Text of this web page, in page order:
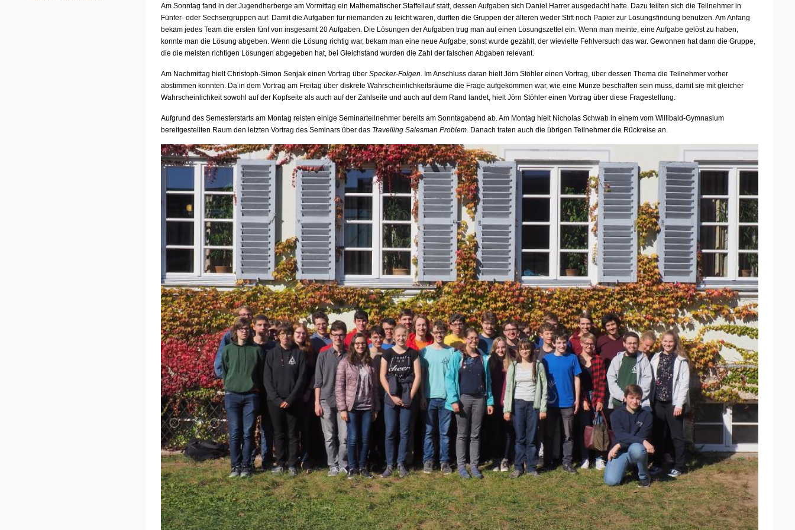
Am Sonntag fand in der Jugendherberge am Vormittag ein Mathematischer Staffellauf statt, dessen Aufgaben sich Daniel Harrer ausgedacht hatte. Dazu teilten sich die Teilnehmer in
Fünfer- oder Sechsergruppen auf. Damit die Aufgaben für niemanden zu leicht waren, durften die Gruppen der älteren weder Stift noch Papier zur Lösungsfindung benutzen. Am Anfang
bekam jedes Team die ersten fünf von insgesamt 20 Aufgaben. Die Lösungen der Aufgaben trug man auf einen Lösungszettel ein. Wenn man meinte, eine Aufgabe gelöst zu haben,
konnte man die Lösung abgeben. Wenn die Lösung richtig war, bekam man eine neue Aufgabe, sonst wurde gezählt, der wievielte Fehlversuch das war. Gewonnen hat dann die Gruppe,
die die meisten richtigen Lösungen abgegeben hat, bei Gleichstand wurden die Zahl der falschen Abgaben relevant.
Am Nachmittag hielt Christoph-Simon Senjak einen Vortrag über Specker-Folgen. Im Anschluss daran hielt Jörn Stöhler einen Vortrag, über dessen Thema die Teilnehmer vorher
abstimmen konnten. Da in dem Vortrag am Freitag über diskrete Wahrscheinlichkeitsräume die Frage aufgekommen war, wie eine Münze beschaffen sein muss, damit sie mit gleicher
Wahrscheinlichkeit sowohl auf der Kopfseite als auch auf der Zahlseite und auch auf dem Rand landet, hielt Jörn Stöhler einen Vortrag über diese Fragestellung.
Aufgrund des Semesterstarts am Montag reisten einige Seminarteilnehmer bereits am Sonntagabend ab. Am Montag hielt Nicholas Schwab in einem vom Willibald-Gymnasium
bereitgestellten Raum den letzten Vortrag des Seminars über das Travelling Salesman Problem . Danach traten auch die übrigen Teilnehmer die Rückreise an.